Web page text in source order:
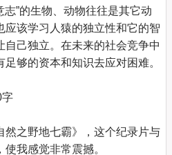
志”的生物、动物往往是其它动
应该学习人猿的独立性和它的智
自己独立。在未来的社会竞争中
够的资本和知识去应对困难。
字
然之野地七霸》，这个纪录片与
我感觉非常震撼。